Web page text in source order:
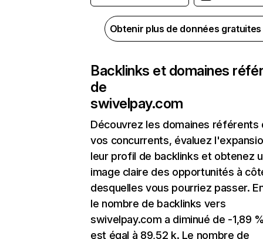
Obtenir plus de données
Backlinks et domaines
de
swivelpay.com
Découvrez les domaines référents
vos concurrents, évaluez
leur profil de backlinks et obtenez
image claire des opportunités à
desquelles vous pourriez passer.
le nombre de backlinks vers
swivelpay.com a diminué de -1,89
est égal à 89,52 k. Le nombre de